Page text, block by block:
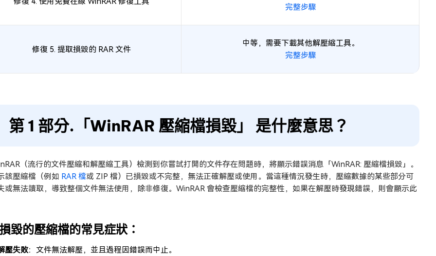
完整步驟
修復 5. 提取損毀的 RAR 文件
中等，需要下載其他解壓縮工具。
完整步驟
第 1 部分.「WinRAR 壓縮檔損毀」 是什麼意思？
（流行的文件壓縮和解壓縮工具）檢測到你嘗試打開的文件存在問題時，將顯示錯誤消息「WinRAR: 壓縮檔損毀」。
該壓縮檔（例如 RAR 檔或 ZIP 檔）已損毀或不完整，無法正確解壓或使用。當這種情況發生時，壓縮數據的某些部分可
或無法讀取，導致整個文件無法使用，除非修復。WinRAR 會檢查壓縮檔的完整性，如果在解壓時發現錯誤，則會顯示此
毀的壓縮檔的常見症狀：
壓失敗：文件無法解壓，並且過程因錯誤而中止。